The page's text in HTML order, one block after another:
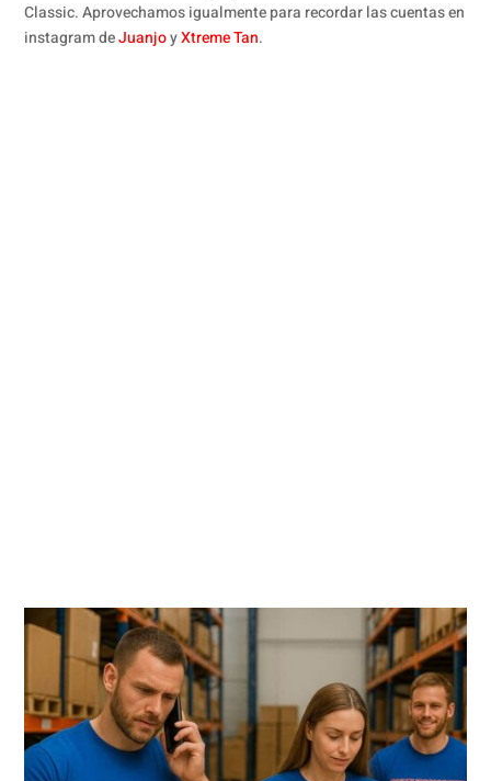
Classic. Aprovechamos igualmente para recordar las cuentas en
instagram deJuanjoyXtreme Tan.